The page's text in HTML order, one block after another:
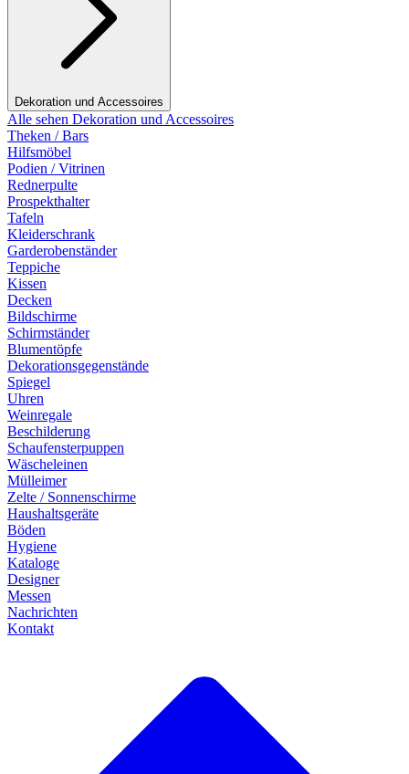
Dekoration und Accessoires
Alle sehen Dekoration und Accessoires
Theken / Bars
Hilfsmöbel
Podien / Vitrinen
Rednerpulte
Prospekthalter
Tafeln
Kleiderschrank
Garderobenständer
Teppiche
Kissen
Decken
Bildschirme
Schirmständer
Blumentöpfe
Dekorationsgegenstände
Spiegel
Uhren
Weinregale
Beschilderung
Schaufensterpuppen
Wäscheleinen
Mülleimer
Zelte / Sonnenschirme
Haushaltsgeräte
Böden
Hygiene
Kataloge
Designer
Messen
Nachrichten
Kontakt